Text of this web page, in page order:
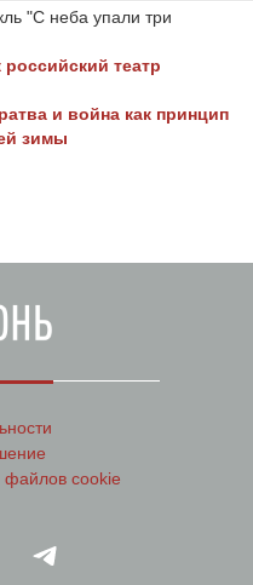
"С неба упали три
российский театр
и война как принцип
зимы
файлов cookie